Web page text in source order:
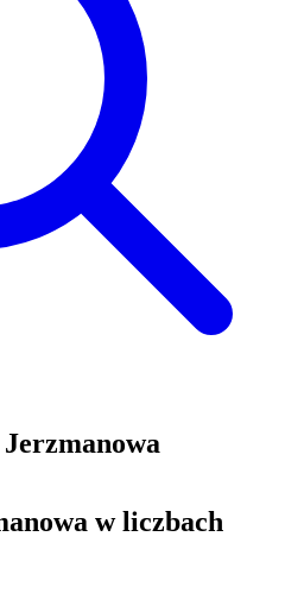
w liczbach